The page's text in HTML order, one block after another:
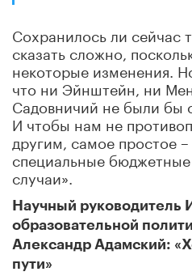
Сохранилось ли сейчас
сказать сложно,
некоторые изменения.
что ни Эйнштейн, ни
Садовничий не были бы
И чтобы нам не
другим, самое простое
специальные
случаи».
Научный руководитель
образовательной
Александр Адамский:
пути»